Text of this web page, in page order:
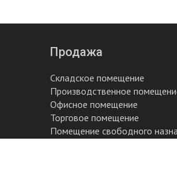
Продажа
Складское помещение
Производственное
Офисное помещение
Торговое помещение
Помещение свободного